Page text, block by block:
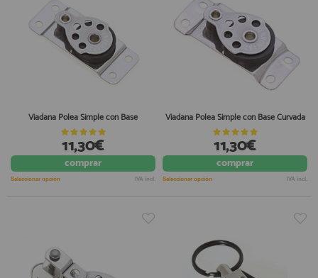
Viadana Polea Simple con Base
11,30€
comprar
Seleccionar opción IVA incl.
Viadana Polea Simple con Base Curvada
11,30€
comprar
Seleccionar opción IVA incl.